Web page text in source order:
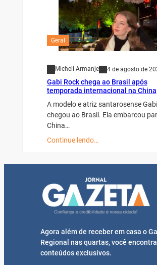
Geral
Micheli Armanje 4 de agosto de
Gabi Rock chega ao Brasil após
temporada internacional na China
A modelo e atriz santarosense
chegou ao Brasil. Ela embarcou
China…
Continue lendo…
Agora além de receber em casa o
Regional nas quartas, você
conteúdos exclusivos.